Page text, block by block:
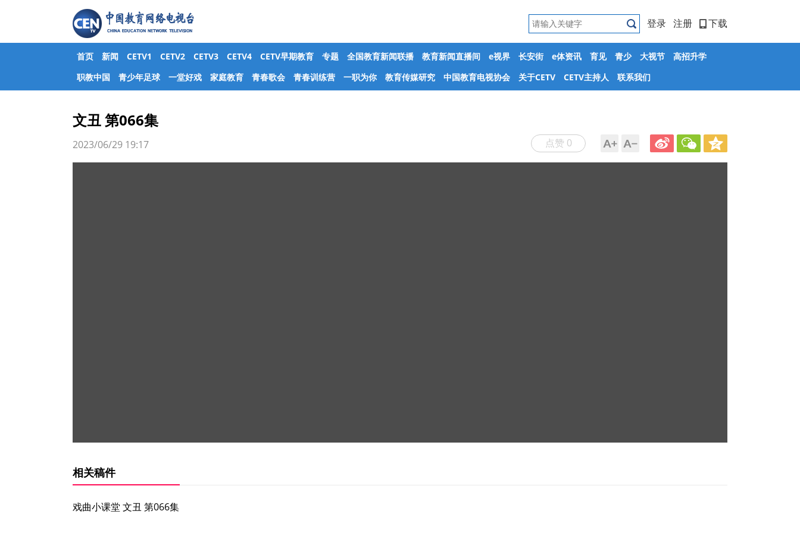
登录 注册 下载
首页 新闻 CETV1 CETV2 CETV3 CETV4 CETV早期教育 专题 全国教育新闻联播 教育新闻直播间 e视界 长安街 e体资讯 育见 青少 大视节
高招升学
职教中国
青少年足球 一堂好戏 家庭教育 青春歌会 青春训练营 一职为你 教育传媒研究 中国教育电视协会 关于CETV CETV主持人 联系我们
文丑 第066集
点赞 0
2023/06/29 19:17
相关稿件
戏曲小课堂 文丑 第066集